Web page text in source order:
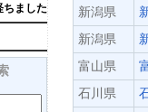
ちました
新潟県
新潟県
富山県
石川県